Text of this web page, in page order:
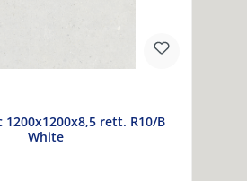
1200x1200x8,5 rett. R10/B
White